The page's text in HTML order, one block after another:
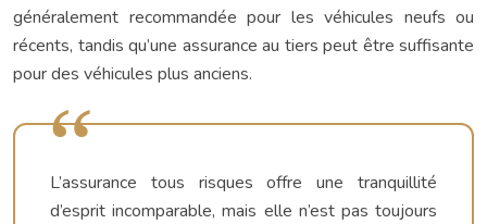
généralement recommandée pour les véhicules neufs ou
récents, tandis qu’une assurance au tiers peut être suffisante
pour des véhicules plus anciens.
L’assurance tous risques offre une tranquillité
d’esprit incomparable, mais elle n’est pas toujours